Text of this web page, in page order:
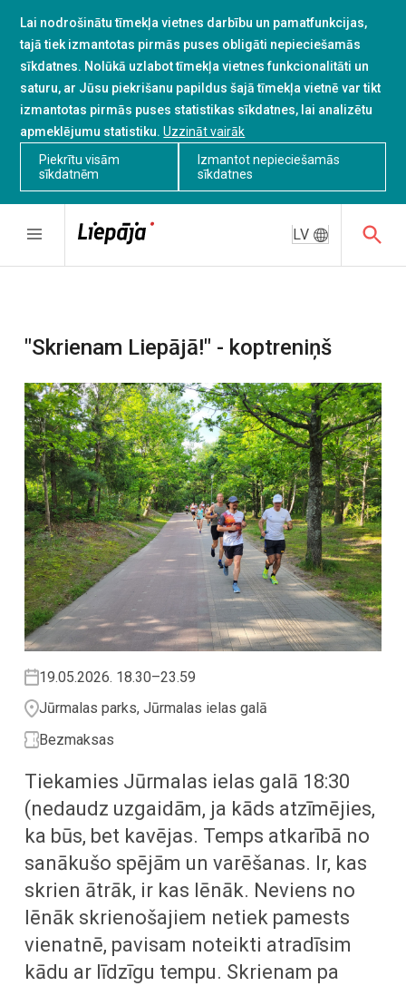
Lai nodrošinātu tīmekļa vietnes darbību un pamatfunkcijas,
tajā tiek izmantotas pirmās puses obligāti nepieciešamās
sīkdatnes. Nolūkā uzlabot tīmekļa vietnes funkcionalitāti un
saturu, ar Jūsu piekrišanu papildus šajā tīmekļa vietnē var tikt
izmantotas pirmās puses statistikas sīkdatnes, lai analizētu
apmeklējumu statistiku. Uzzināt vairāk
Piekrītu visām
sīkdatnēm
Izmantot nepieciešamās
sīkdatnes
LV
"Skrienam Liepājā!" - koptreniņš
19.05.2026. 18.30–23.59
Jūrmalas parks, Jūrmalas ielas galā
Bezmaksas
Tiekamies Jūrmalas ielas galā 18:30
(nedaudz uzgaidām, ja kāds atzīmējies,
ka būs, bet kavējas. Temps atkarībā no
sanākušo spējām un varēšanas. Ir, kas
skrien ātrāk, ir kas lēnāk. Neviens no
lēnāk skrienošajiem netiek pamests
vienatnē, pavisam noteikti atradīsim
kādu ar līdzīgu tempu. Skrienam pa